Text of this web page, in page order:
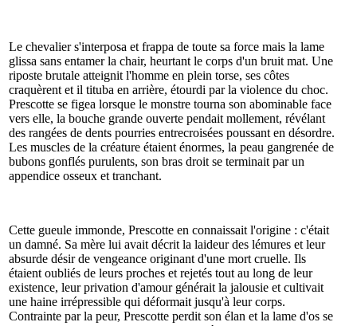
Le chevalier s'interposa et frappa de toute sa force mais la lame
glissa sans entamer la chair, heurtant le corps d'un bruit mat. Une
riposte brutale atteignit l'homme en plein torse, ses côtes
craquèrent et il tituba en arrière, étourdi par la violence du choc.
Prescotte se figea lorsque le monstre tourna son abominable face
vers elle, la bouche grande ouverte pendait mollement, révélant
des rangées de dents pourries entrecroisées poussant en désordre.
Les muscles de la créature étaient énormes, la peau gangrenée de
bubons gonflés purulents, son bras droit se terminait par un
appendice osseux et tranchant.
Cette gueule immonde, Prescotte en connaissait l'origine : c'était
un damné. Sa mère lui avait décrit la laideur des lémures et leur
absurde désir de vengeance originant d'une mort cruelle. Ils
étaient oubliés de leurs proches et rejetés tout au long de leur
existence, leur privation d'amour générait la jalousie et cultivait
une haine irrépressible qui déformait jusqu'à leur corps.
Contrainte par la peur, Prescotte perdit son élan et la lame d'os se